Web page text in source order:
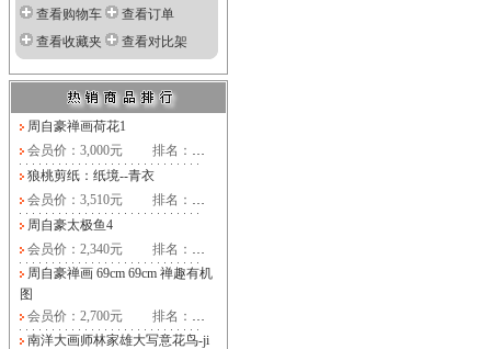
查看购物车
查看订单
查看收藏夹
查看对比架
周自豪禅画荷花1
会员价：3,000元
排名： …
狼桃剪纸：纸境--青衣
会员价：3,510元
排名： …
周自豪太极鱼4
会员价：2,340元
排名： …
周自豪禅画 69cm 69cm 禅趣有机
图
会员价：2,700元
排名： …
南洋大画师林家雄大写意花鸟-ji